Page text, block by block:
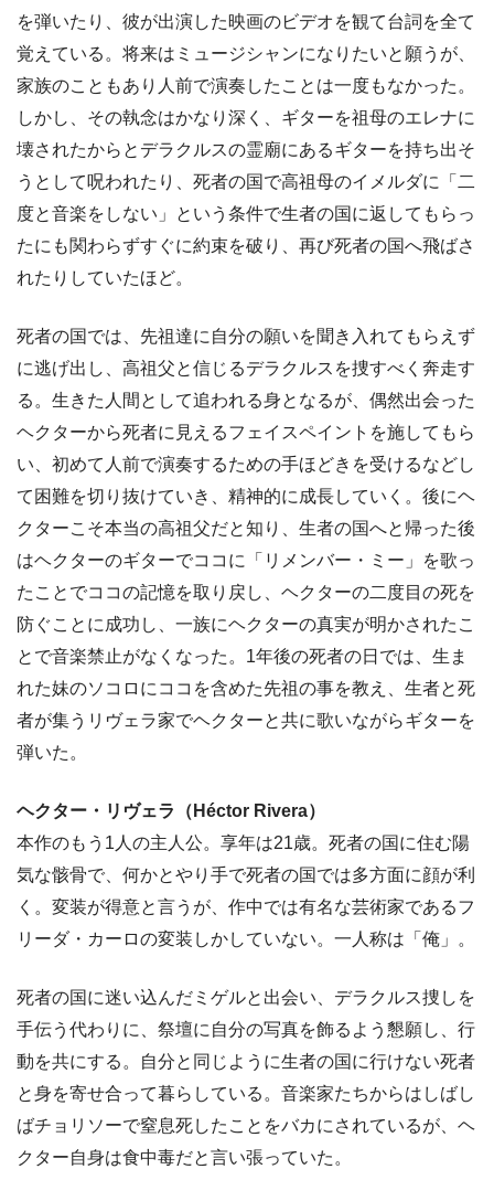
を弾いたり、彼が出演した映画のビデオを観て台詞を全て
覚えている。将来はミュージシャンになりたいと願うが、
家族のこともあり人前で演奏したことは一度もなかった。
しかし、その執念はかなり深く、ギターを祖母のエレナに
壊されたからとデラクルスの霊廟にあるギターを持ち出そ
うとして呪われたり、死者の国で高祖母のイメルダに「二
度と音楽をしない」という条件で生者の国に返してもらっ
たにも関わらずすぐに約束を破り、再び死者の国へ飛ばさ
れたりしていたほど。
死者の国では、先祖達に自分の願いを聞き入れてもらえず
に逃げ出し、高祖父と信じるデラクルスを捜すべく奔走す
る。生きた人間として追われる身となるが、偶然出会った
ヘクターから死者に見えるフェイスペイントを施してもら
い、初めて人前で演奏するための手ほどきを受けるなどし
て困難を切り抜けていき、精神的に成長していく。後にヘ
クターこそ本当の高祖父だと知り、生者の国へと帰った後
はヘクターのギターでココに「リメンバー・ミー」を歌っ
たことでココの記憶を取り戻し、ヘクターの二度目の死を
防ぐことに成功し、一族にヘクターの真実が明かされたこ
とで音楽禁止がなくなった。1年後の死者の日では、生ま
れた妹のソコロにココを含めた先祖の事を教え、生者と死
者が集うリヴェラ家でヘクターと共に歌いながらギターを
弾いた。
ヘクター・リヴェラ（Héctor Rivera）
本作のもう1人の主人公。享年は21歳。死者の国に住む陽
気な骸骨で、何かとやり手で死者の国では多方面に顔が利
く。変装が得意と言うが、作中では有名な芸術家であるフ
リーダ・カーロの変装しかしていない。一人称は「俺」。
死者の国に迷い込んだミゲルと出会い、デラクルス捜しを
手伝う代わりに、祭壇に自分の写真を飾るよう懇願し、行
動を共にする。自分と同じように生者の国に行けない死者
と身を寄せ合って暮らしている。音楽家たちからはしばし
ばチョリソーで窒息死したことをバカにされているが、ヘ
クター自身は食中毒だと言い張っていた。